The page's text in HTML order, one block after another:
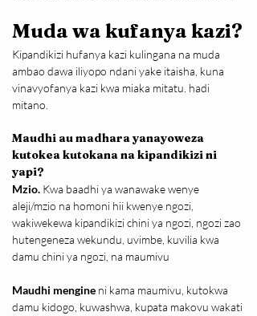
Muda wa kufanya kazi?
Kipandikizi hufanya kazi kulingana na muda
ambao dawa iliyopo ndani yake itaisha, kuna
vinavyofanya kazi kwa miaka mitatu. hadi
mitano.
Maudhi au madhara yanayoweza
kutokea kutokana na kipandikizi ni
yapi?
Mzio. Kwa baadhi ya wanawake wenye
aleji/mzio na homoni hii kwenye ngozi,
wakiwekewa kipandikizi chini ya ngozi, ngozi zao
hutengeneza wekundu, uvimbe, kuvilia kwa
damu chini ya ngozi, na maumivu
Maudhi mengine ni kama maumivu, kutokwa
damu kidogo, kuwashwa, kupata makovu wakati